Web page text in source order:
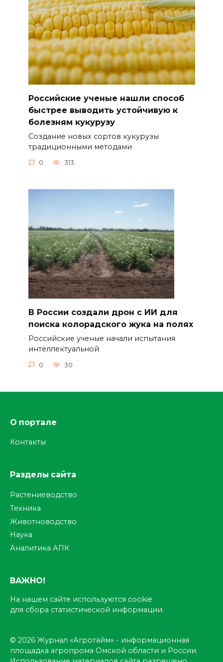
Российские ученые нашли способ
быстрее выводить устойчивую к
болезням кукурузу
Создание новых сортов кукурузы
традиционными методами
0 313
В России создали дрон с ИИ для
поиска колорадского жука на полях
Российские ученые начали испытания
интеллектуальной
0 30
О портале
Контакты
Разделы сайта
Растениеводство
Техника
Животноводство
Наука
Аналитика АПК
ВАЖНО!
На нашем сайте используются cookie
для сбора статистической информации.
© 2026 Журнал «Агротайм» - информационная
площадка агропрома Омской области и России.